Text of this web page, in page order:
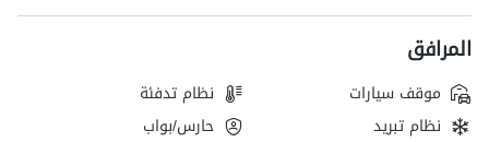
المرافق
موقف سيارات
نظام تدفئة
نظام تبريد
حارس/بواب